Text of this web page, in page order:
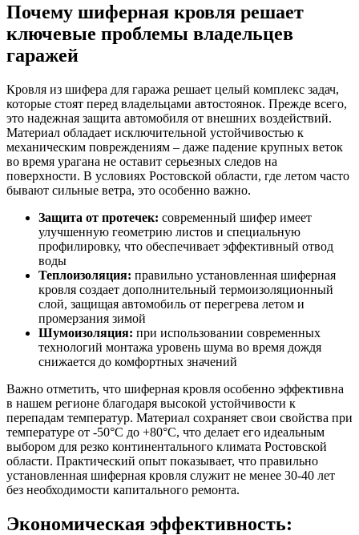
Почему шиферная кровля решает
ключевые проблемы владельцев
гаражей
Кровля из шифера для гаража решает целый комплекс задач,
которые стоят перед владельцами автостоянок. Прежде всего,
это надежная защита автомобиля от внешних воздействий.
Материал обладает исключительной устойчивостью к
механическим повреждениям – даже падение крупных веток
во время урагана не оставит серьезных следов на
поверхности. В условиях Ростовской области, где летом часто
бывают сильные ветра, это особенно важно.
Защита от протечек: современный шифер имеет
улучшенную геометрию листов и специальную
профилировку, что обеспечивает эффективный отвод
воды
Теплоизоляция: правильно установленная шиферная
кровля создает дополнительный термоизоляционный
слой, защищая автомобиль от перегрева летом и
промерзания зимой
Шумоизоляция: при использовании современных
технологий монтажа уровень шума во время дождя
снижается до комфортных значений
Важно отметить, что шиферная кровля особенно эффективна
в нашем регионе благодаря высокой устойчивости к
перепадам температур. Материал сохраняет свои свойства при
температуре от -50°C до +80°C, что делает его идеальным
выбором для резко континентального климата Ростовской
области. Практический опыт показывает, что правильно
установленная шиферная кровля служит не менее 30-40 лет
без необходимости капитального ремонта.
Экономическая эффективность: